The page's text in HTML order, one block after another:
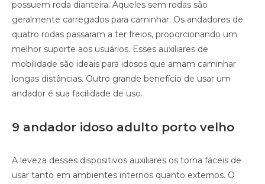
possuem roda dianteira. Aqueles sem rodas são
geralmente carregados para caminhar. Os andadores de
quatro rodas passaram a ter freios, proporcionando um
melhor suporte aos usuários. Esses auxiliares de
mobilidade são ideais para idosos que amam caminhar
longas distâncias. Outro grande benefício de usar um
andador é sua facilidade de uso.
9 andador idoso adulto porto velho
A leveza desses dispositivos auxiliares os torna fáceis de
usar tanto em ambientes internos quanto externos. O